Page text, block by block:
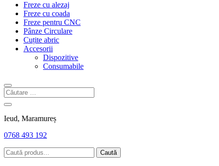
Freze cu alezaj
Freze cu coada
Freze pentru CNC
Pânze Circulare
Cuțite abric
Accesorii
Dispozitive
Consumabile
Ieud, Maramureș
0768 493 192
Caută
după: